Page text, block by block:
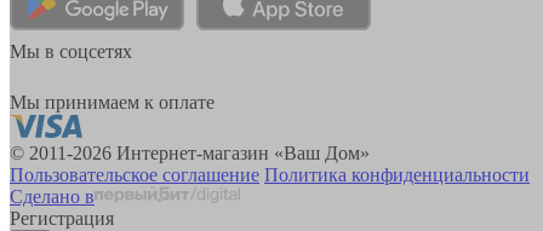
Мы в соцсетях
Мы принимаем к оплате
© 2011-2026 Интернет-магазин «Ваш Дом»
Пользовательское соглашение Политика конфиденциальности
Сделано в
Регистрация